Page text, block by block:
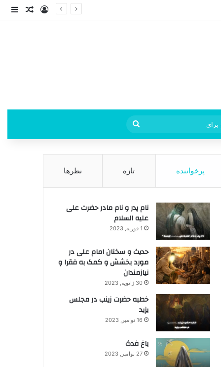
ورودنوشته
جستجو
برای
پرخواننده تازه نظرها
نام پدر و نام مادر حضرت علی
علیه السلام
1 فوریه, 2023
حدیث و سخنان امام علی در
مورد بخشش و کمک به فقرا و
نیازمندان
30 ژانویه, 2023
خطبه حضرت زینب در مجلس
یزید
16 نوامبر, 2023
باغ فدک
27 نوامبر, 2023